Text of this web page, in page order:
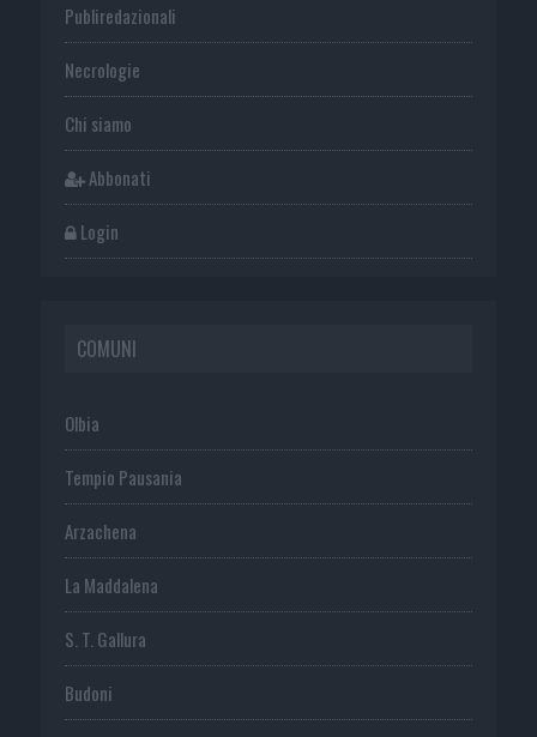
Publiredazionali
Necrologie
Chi siamo
Abbonati
Login
COMUNI
Olbia
Tempio Pausania
Arzachena
La Maddalena
S. T. Gallura
Budoni